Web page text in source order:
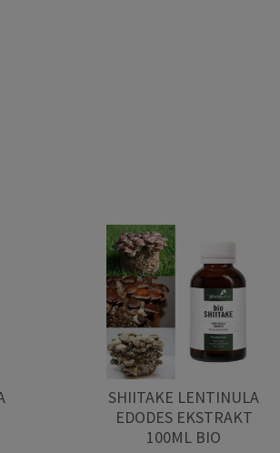
SHIITAKE LENTINULA
EDODES EKSTRAKT
100ML BIO